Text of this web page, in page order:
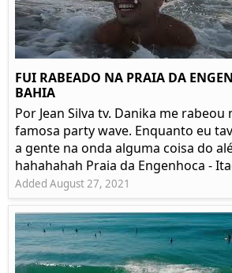
FUI RABEADO NA PRAIA DA
BAHIA
Por Jean Silva tv. Danika me rabeou
famosa party wave. Enquanto eu
a gente na onda alguma coisa do
hahahahah Praia da Engenhoca -
Added August 27, 2021